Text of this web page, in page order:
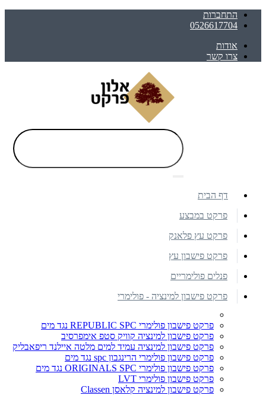
התחברות
0526617704
אודות
צרו קשר
דף הבית
פרקט במבצע
פרקט עץ פלאנק
פרקט פישבון עץ
פנלים פולימריים
פרקט פישבון למינציה - פולימרי
פרקט פישבון פולימרי REPUBLIC SPC נגד מים
פרקט פישבון למינציה קוויק סטפ אימפרסיב
פרקט פישבון למינציה עמיד למים מלטה איילנד ריפאבליק
פרקט פישבון פולימרי הרינגבון spc נגד מים
פרקט פישבון פולימרי ORIGINALS SPC נגד מים
פרקט פישבון פולימרי LVT
פרקט פישבון למינציה קלאסן Classen